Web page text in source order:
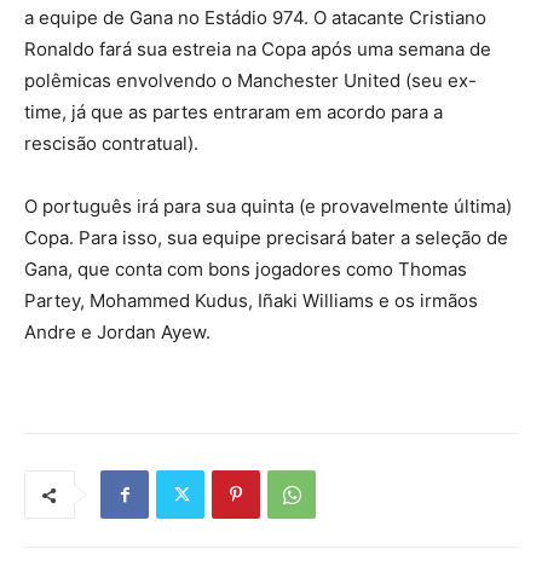
a equipe de Gana no Estádio 974. O atacante Cristiano
Ronaldo fará sua estreia na Copa após uma semana de
polêmicas envolvendo o Manchester United (seu ex-
time, já que as partes entraram em acordo para a
rescisão contratual).
O português irá para sua quinta (e provavelmente última)
Copa. Para isso, sua equipe precisará bater a seleção de
Gana, que conta com bons jogadores como Thomas
Partey, Mohammed Kudus, Iñaki Williams e os irmãos
Andre e Jordan Ayew.